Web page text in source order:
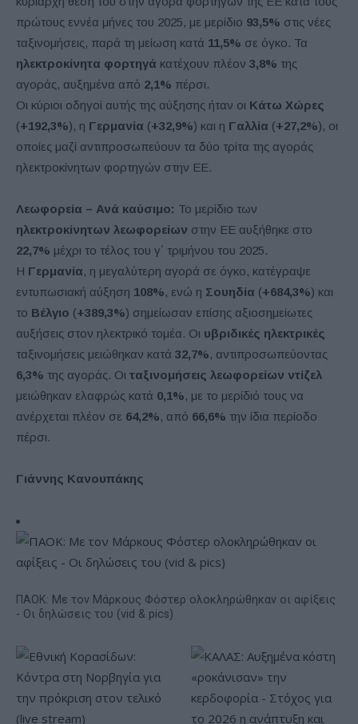
πρώτους εννέα μήνες του 2025, με μερίδιο 93,5% στις νέες
ταξινομήσεις, παρά τη μείωση κατά 11,5% σε όγκο. Τα
ηλεκτροκίνητα φορτηγά κατέχουν πλέον 3,8% της
αγοράς, αυξημένα από 2,1% πέρσι.
Οι κύριοι οδηγοί αυτής της αύξησης ήταν οι Κάτω Χώρες
(+192,3%), η Γερμανία (+32,9%) και η Γαλλία (+27,2%), οι
οποίες μαζί αντιπροσωπεύουν τα δύο τρίτα της αγοράς
ηλεκτροκίνητων φορτηγών στην ΕΕ.
Λεωφορεία – Ανά καύσιμο: Το μερίδιο των
ηλεκτροκίνητων λεωφορείων στην ΕΕ αυξήθηκε στο
22,7% μέχρι το τέλος του γ΄ τριμήνου του 2025.
Η Γερμανία, η μεγαλύτερη αγορά σε όγκο, κατέγραψε
εντυπωσιακή αύξηση 108%, ενώ η Σουηδία (+684,3%) και
το Βέλγιο (+389,3%) σημείωσαν επίσης αξιοσημείωτες
αυξήσεις στον ηλεκτρικό τομέα. Οι υβριδικές ηλεκτρικές
ταξινομήσεις μειώθηκαν κατά 32,7%, αντιπροσωπεύοντας
6,3% της αγοράς. Οι ταξινομήσεις λεωφορείων ντίζελ
μειώθηκαν ελαφρώς κατά 0,1%, με το μερίδιό τους να
ανέρχεται πλέον σε 64,2%, από 66,6% την ίδια περίοδο
πέρσι.
Γιάννης Κανουπάκης
ΠΑΟΚ: Με τον Μάρκους Φόστερ ολοκληρώθηκαν οι αφίξεις
- Οι δηλώσεις του (vid & pics)